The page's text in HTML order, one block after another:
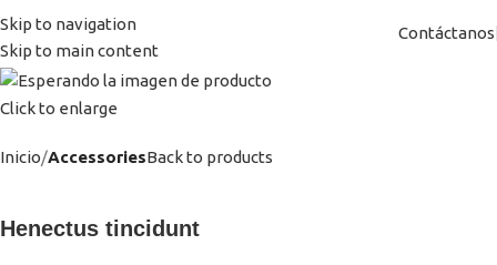
Skip to navigation
Skip to main content
Contáctanos
Click to enlarge
Inicio AccessoriesBack to products
Henectus tincidunt